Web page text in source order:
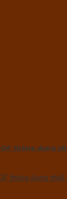
thông dụng
thông dụng